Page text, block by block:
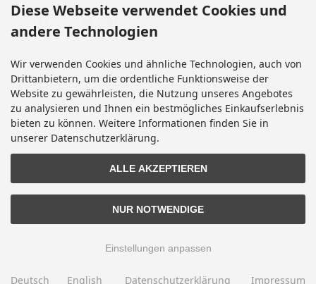
Alle Preise inkl. gesetzl. MwSt. zzgl. Versandkosten . Die durchgestrichenen Preise
entsprechen dem bisherigen Preis bei Motorradteile & Motorrad Ersatzteile.
Motorradteile & Motorrad Ersatzteile © 2026 | Template © 2009-2026 by modified
eCommerce Shopsoftware
modified eCommerce Shopsoftware © 2009-2026
Diese Webseite verwendet Cookies und
andere Technologien
Wir verwenden Cookies und ähnliche Technologien, auch von
Drittanbietern, um die ordentliche Funktionsweise der
Website zu gewährleisten, die Nutzung unseres Angebotes
zu analysieren und Ihnen ein bestmögliches Einkaufserlebnis
bieten zu können. Weitere Informationen finden Sie in
unserer Datenschutzerklärung.
ALLE AKZEPTIEREN
NUR NOTWENDIGE
Einstellungen anpassen
Deutsch English Datenschutzerklärung Impressum